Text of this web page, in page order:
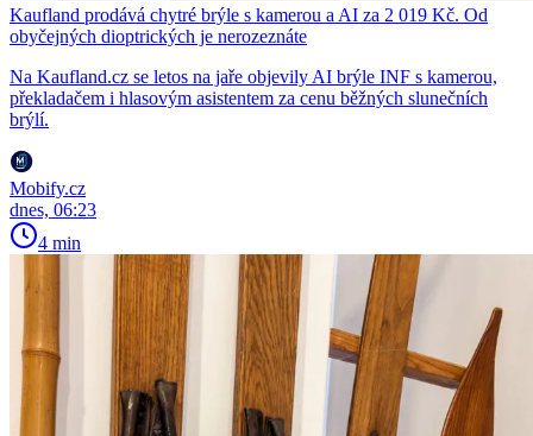
Kaufland prodává chytré brýle s kamerou a AI za 2 019 Kč. Od
obyčejných dioptrických je nerozeznáte
Na Kaufland.cz se letos na jaře objevily AI brýle INF s kamerou,
překladačem i hlasovým asistentem za cenu běžných slunečních
brýlí.
Mobify.cz
dnes, 06:23
4 min